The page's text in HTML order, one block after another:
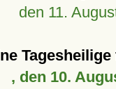
den 11.
, den 10.